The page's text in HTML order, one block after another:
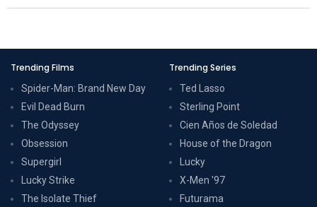
Trending Films
Spider-Man: Brand New Day
Evil Dead Burn
The Odyssey
Obsession
Supergirl
Lucky Strike
The Isolate Thief
Trending Series
Ted Lasso
Sterling Point
Cien Años de Soledad
House of the Dragon
Lucky
X-Men '97
Futurama